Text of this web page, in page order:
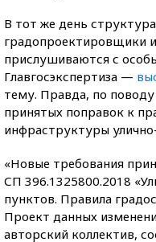
В тот же день
градопроектировщики
прислушиваются с
Главгосэкспертиза —
тему. Правда, по
принятых поправок к
инфраструктуры
«Новые требования
СП 396.1325800.2018
пунктов. Правила
Проект данных
авторский коллектив,